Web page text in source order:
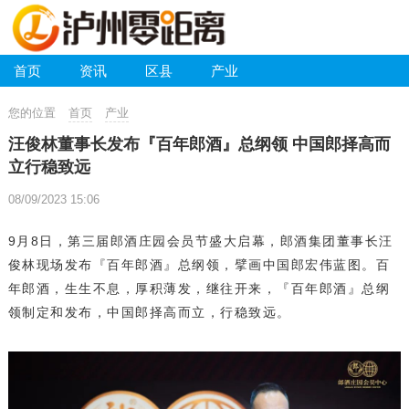
首页 资讯 区县 产业
您的位置 首页 产业
汪俊林董事长发布『百年郎酒』总纲领 中国郎择高而
立行稳致远
08/09/2023 15:06
9月8日，第三届郎酒庄园会员节盛大启幕，郎酒集团董事长汪
俊林现场发布『百年郎酒』总纲领，擘画中国郎宏伟蓝图。百
年郎酒，生生不息，厚积薄发，继往开来，『百年郎酒』总纲
领制定和发布，中国郎择高而立，行稳致远。